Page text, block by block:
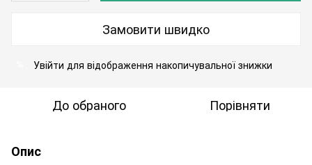
Замовити швидко
Увійти для відображення накопичувальної знижки
До обраного Порівняти
Опис